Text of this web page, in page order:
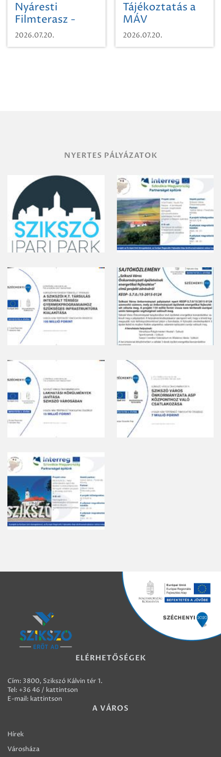
Nyáresti
Filmterasz -
Beugró a
Paradicsomba
2026.07.20.
Tájékoztatás a
MÁV
Pályaműködtetési
Zrt. Területi
2026.07.20.
NYERTES PÁLYÁZATOK
ELÉRHETŐSÉGEK
Cím: 3800, Szikszó Kálvin tér 1.
Tel: +36 46 / kattintson
E-mail: kattintson
A VÁROS
Hírek
Városháza